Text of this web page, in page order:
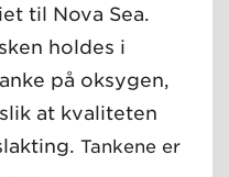
til Nova Sea.
holdes i
på oksygen,
at kvaliteten
Tankene er